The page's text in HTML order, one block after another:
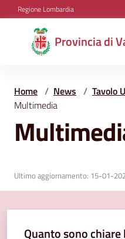
Vai al contenuto
Vai alla navigazione
Vai al footer
Regione Lombardia
Provincia di
Provincia
di
Aree
tematiche
Amministrazione
Servizi
Home / News / Tavolo
Multimedia
Ultimo aggiornamento: 15-01-
Quanto sono